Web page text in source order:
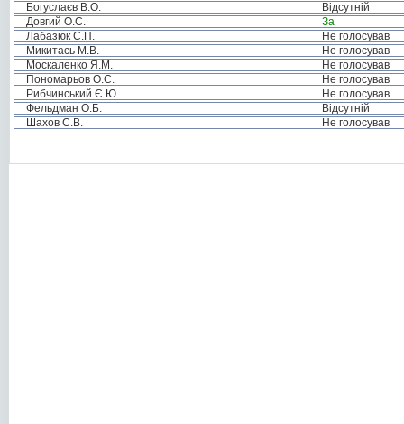
Богуслаєв В.О.
Відсутній
Довгий О.С.
За
Лабазюк С.П.
Не голосував
Микитась М.В.
Не голосував
Москаленко Я.М.
Не голосував
Пономарьов О.С.
Не голосував
Рибчинський Є.Ю.
Не голосував
Фельдман О.Б.
Відсутній
Шахов С.В.
Не голосував